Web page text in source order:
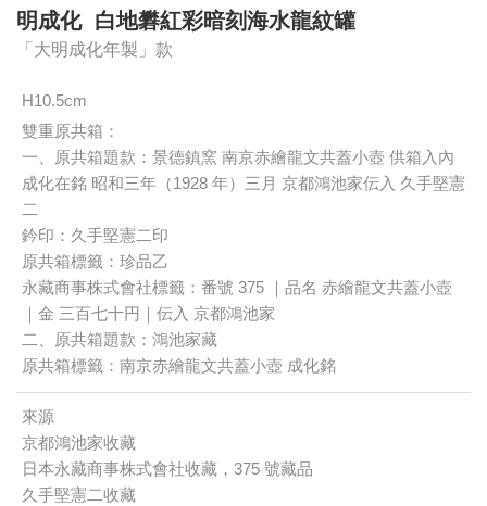
明成化 白地礬紅彩暗刻海水龍紋罐
「大明成化年製」款
H10.5cm
雙重原共箱：
一、原共箱題款：景德鎮窯 南京赤繪龍文共蓋小壺 供箱入內
成化在銘 昭和三年（1928 年）三月 京都鴻池家伝入 久手堅憲
二
鈐印：久手堅憲二印
原共箱標籤：珍品乙
永藏商事株式會社標籤：番號 375 ｜品名 赤繪龍文共蓋小壺
｜金 三百七十円｜伝入 京都鴻池家
二、原共箱題款：鴻池家藏
原共箱標籤：南京赤繪龍文共蓋小壺 成化銘
來源
京都鴻池家收藏
日本永藏商事株式會社收藏，375 號藏品
久手堅憲二收藏